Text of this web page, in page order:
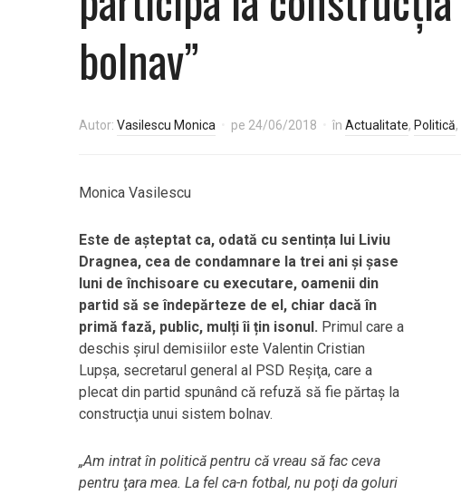
bolnav”
Autor: Vasilescu Monica pe 24/06/2018 în Actualitate, Politică,
Monica Vasilescu
Este de așteptat ca, odată cu sentința lui Liviu
Dragnea, cea de condamnare la trei ani și șase
luni de închisoare cu executare, oamenii din
partid să se îndepărteze de el, chiar dacă în
primă fază, public, mulți îi țin isonul. Primul care a
deschis șirul demisiilor este Valentin Cristian
Lupşa, secretarul general al PSD Reşiţa, care a
plecat din partid spunând că refuză să fie părtaş la
construcţia unui sistem bolnav.
„Am intrat în politică pentru că vreau să fac ceva
pentru ţara mea. La fel ca-n fotbal, nu poţi da goluri